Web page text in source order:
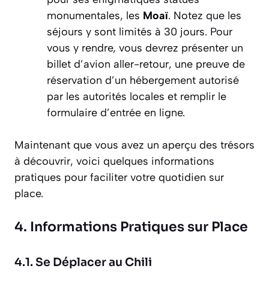
monumentales, les Moaï. Notez que les
séjours y sont limités à 30 jours. Pour
vous y rendre, vous devrez présenter un
billet d’avion aller-retour, une preuve de
réservation d’un hébergement autorisé
par les autorités locales et remplir le
formulaire d’entrée en ligne.
Maintenant que vous avez un aperçu des trésors
à découvrir, voici quelques informations
pratiques pour faciliter votre quotidien sur
place.
4. Informations Pratiques sur Place
4.1. Se Déplacer au Chili